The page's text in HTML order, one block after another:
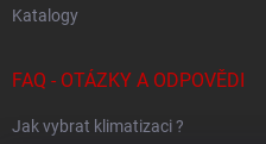
Katalogy
FAQ - OTÁZKY A ODPOVĚDI
Jak vybrat klimatizaci ?